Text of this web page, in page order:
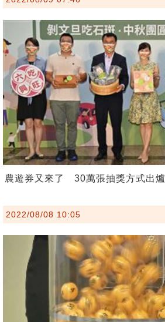
農遊券又來了 30萬張抽獎方式出爐
2022/08/08 10:05